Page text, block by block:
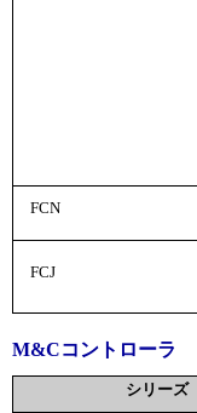
FCN
FCJ
M&Cコントローラ
シリーズ